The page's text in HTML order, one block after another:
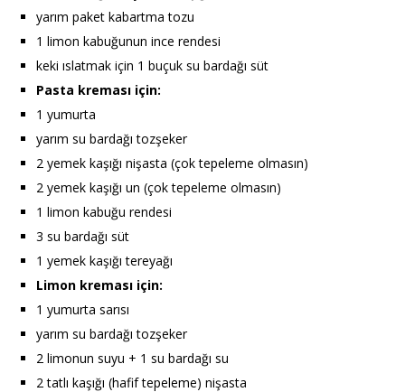
yarım paket kabartma tozu
1 limon kabuğunun ince rendesi
keki ıslatmak için 1 buçuk su bardağı süt
Pasta kreması için:
1 yumurta
yarım su bardağı tozşeker
2 yemek kaşığı nişasta (çok tepeleme olmasın)
2 yemek kaşığı un (çok tepeleme olmasın)
1 limon kabuğu rendesi
3 su bardağı süt
1 yemek kaşığı tereyağı
Limon kreması için:
1 yumurta sarısı
yarım su bardağı tozşeker
2 limonun suyu + 1 su bardağı su
2 tatlı kaşığı (hafif tepeleme) nişasta